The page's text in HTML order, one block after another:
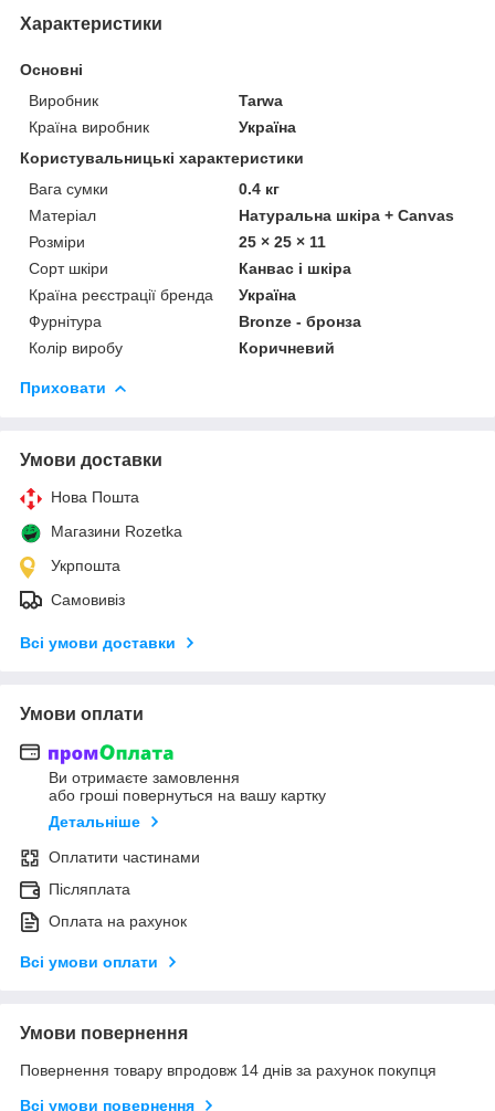
Характеристики
Основні
Виробник
Tarwa
Країна виробник
Україна
Користувальницькі характеристики
Вага сумки
0.4 кг
Матеріал
Натуральна шкіра + Canvas
Розміри
25 × 25 × 11
Сорт шкіри
Канвас і шкіра
Країна реєстрації бренда
Україна
Фурнітура
Bronze - бронза
Колір виробу
Коричневий
Приховати
Умови доставки
Нова Пошта
Магазини Rozetka
Укрпошта
Самовивіз
Всі умови доставки
Умови оплати
Ви отримаєте замовлення
або гроші повернуться на вашу картку
Детальніше
Оплатити частинами
Післяплата
Оплата на рахунок
Всі умови оплати
Умови повернення
Повернення товару впродовж 14 днів за рахунок покупця
Всі умови повернення